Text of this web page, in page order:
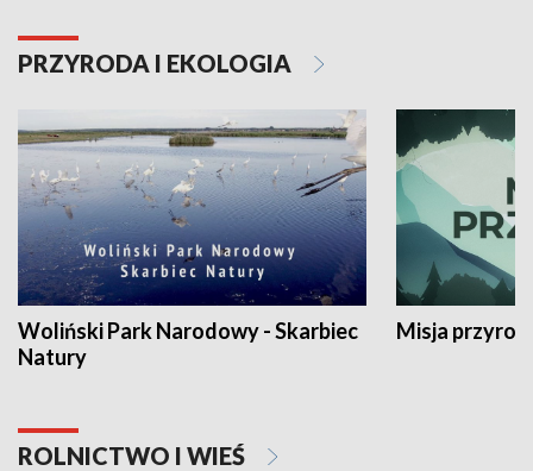
PRZYRODA I EKOLOGIA
Woliński Park Narodowy - Skarbiec
Natury
Misja
ROLNICTWO I WIEŚ